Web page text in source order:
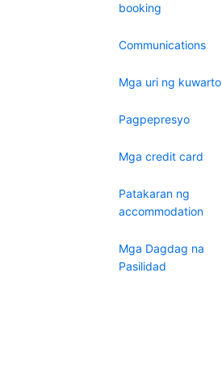
booking
Communications
Mga uri ng kuwarto
Pagpepresyo
Mga credit card
Patakaran ng
accommodation
Mga Dagdag na
Pasilidad